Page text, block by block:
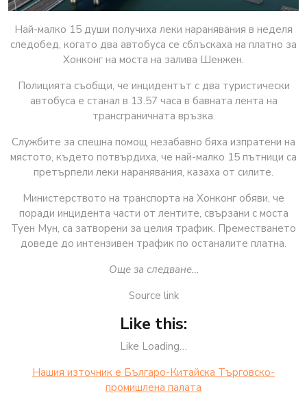
Най-малко 15 души получиха леки наранявания в неделя
следобед, когато два автобуса се сблъскаха на платно за
Хонконг на моста на залива Шенжен.
Полицията съобщи, че инцидентът с два туристически
автобуса е станал в 13.57 часа в бавната лента на
трансграничната връзка.
Службите за спешна помощ незабавно бяха изпратени на
мястото, където потвърдиха, че най-малко 15 пътници са
претърпели леки наранявания, казаха от силите.
Министерството на транспорта на Хонконг обяви, че
поради инцидента части от лентите, свързани с моста
Туен Мун, са затворени за целия трафик. Преместването
доведе до интензивен трафик по останалите платна.
Още за следване…
Source link
Like this:
Like Loading…
Нашия източник е Българо-Китайска Търговско-
промишлена палaта